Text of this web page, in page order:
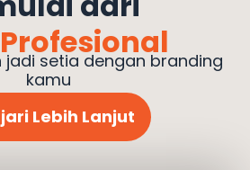
jadi setia dengan branding
kamu
Lebih Lanjut